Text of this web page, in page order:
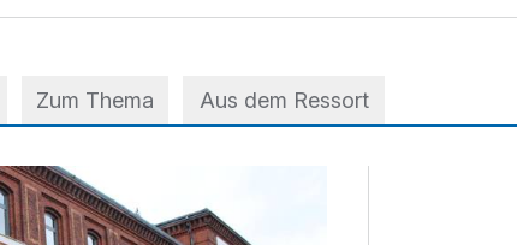
Zum Thema Aus dem Ressort